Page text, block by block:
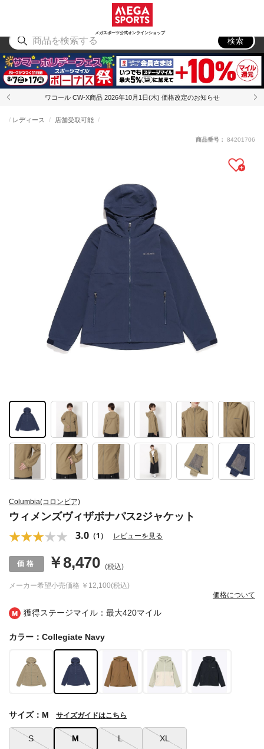
メガスポーツ公式オンラインショップ
アウトドア
検索
ワコール CW-X商品 2026年10月1日(木) 価格改定のお知らせ
獲得ステージマイル：最大420マイル
Columbia(コロンビア)
ウィメンズヴィザボナパス2ジャケット
3.0 （1） レビューを見る
レディース 店舗受取可能
メーカー希望小売価格 ￥12,100(税込)
￥8,470 (税込)
価格について
商品番号： 84201706
カラー：Collegiate Navy
S M L XL
サイズ：M サイズガイドはこちら